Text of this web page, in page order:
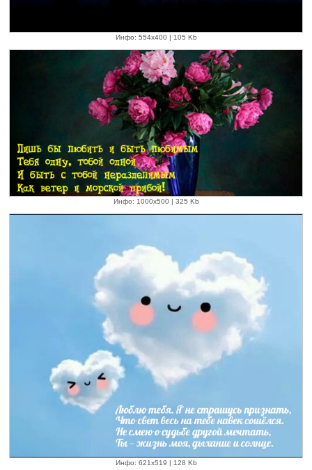
Инфо: 554х400 | 105 Kb
Инфо: 1000х500 | 325 Kb
Инфо: 621х519 | 128 Kb